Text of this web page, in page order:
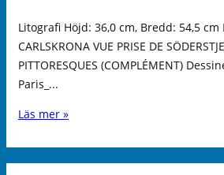
Litografi Höjd: 36,0 cm, Bredd: 54,5 cm
CARLSKRONA VUE PRISE DE
PITTORESQUES (COMPLÉMENT)
Paris_...
Läs mer »